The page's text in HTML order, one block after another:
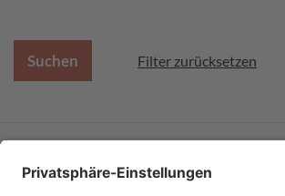
Filter zurücksetzen